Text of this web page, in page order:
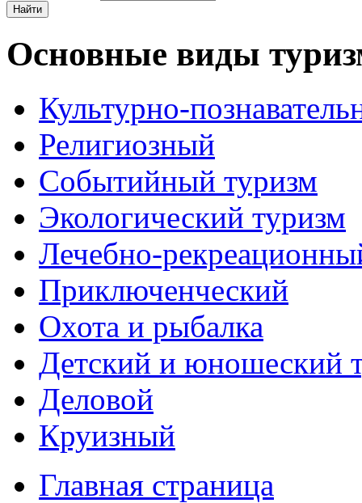
Основные виды
Культурно-
Религиозный
Событийный туризм
Экологический туризм
Лечебно-
Приключенческий
Охота и рыбалка
Детский и юношеский
Деловой
Круизный
Главная страница